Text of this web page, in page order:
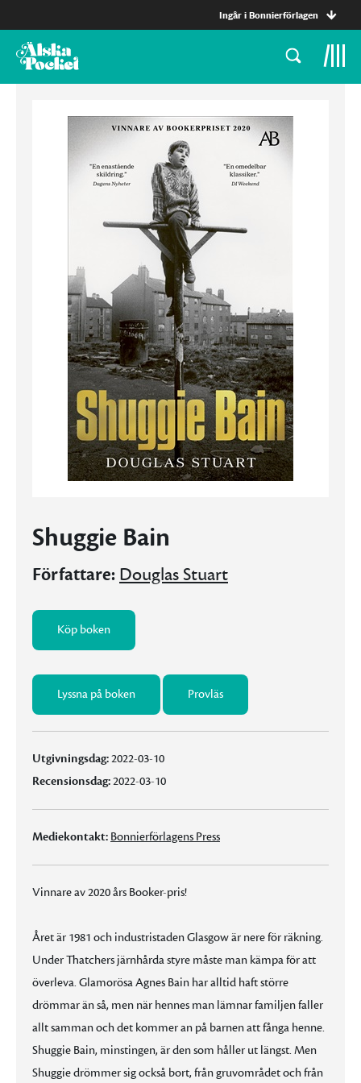
Ingår i Bonnierförlagen
Shuggie Bain
Författare: Douglas Stuart
Köp boken
Lyssna på boken Provläs
Utgivningsdag:2022-03-10
Recensionsdag:2022-03-10
Mediekontakt: Bonnierförlagens Press
Vinnare av 2020 års Booker-pris!
Året är 1981 och industristaden Glasgow är nere för räkning.
Under Thatchers järnhårda styre måste man kämpa för att
överleva. Glamorösa Agnes Bain har alltid haft större
drömmar än så, men när hennes man lämnar familjen faller
allt samman och det kommer an på barnen att fånga henne.
Shuggie Bain, minstingen, är den som håller ut längst. Men
Shuggie drömmer sig också bort, från gruvområdet och från